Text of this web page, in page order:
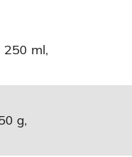
ml,
g,